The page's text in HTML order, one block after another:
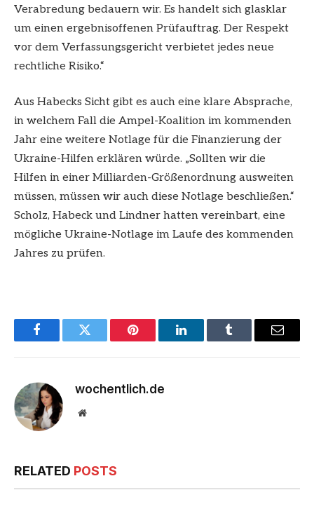
Verabredung bedauern wir. Es handelt sich glasklar
um einen ergebnisoffenen Prüfauftrag. Der Respekt
vor dem Verfassungsgericht verbietet jedes neue
rechtliche Risiko.“
Aus Habecks Sicht gibt es auch eine klare Absprache,
in welchem Fall die Ampel-Koalition im kommenden
Jahr eine weitere Notlage für die Finanzierung der
Ukraine-Hilfen erklären würde. „Sollten wir die
Hilfen in einer Milliarden-Größenordnung ausweiten
müssen, müssen wir auch diese Notlage beschließen.“
Scholz, Habeck und Lindner hatten vereinbart, eine
mögliche Ukraine-Notlage im Laufe des kommenden
Jahres zu prüfen.
FacebookTwitter Pinterest LinkedInTumblr Email
wochentlich.de
Website
RELATED POSTS